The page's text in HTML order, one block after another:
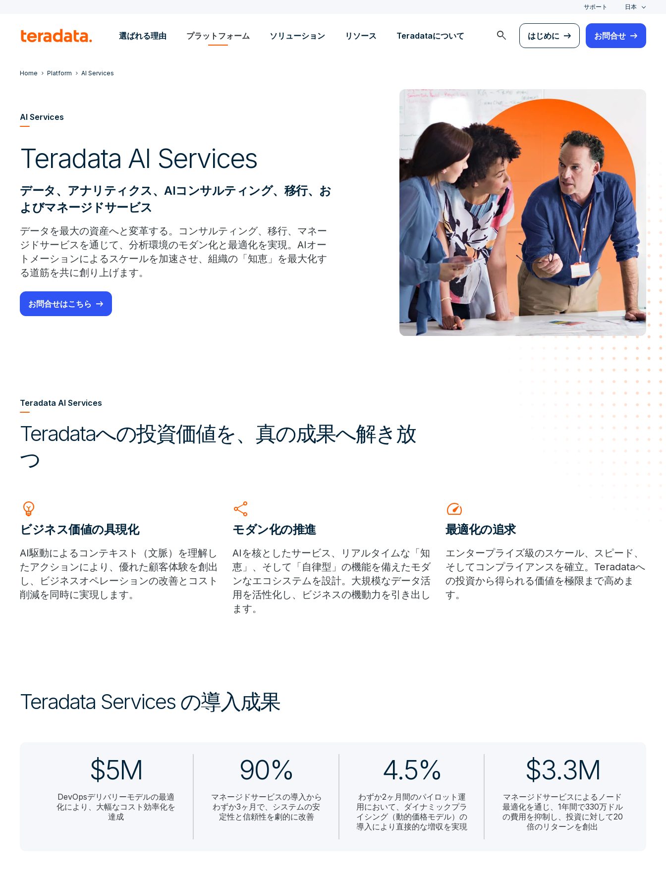
サポート 日本
選ばれる理由 プラットフォーム ソリューション リソース Teradataについて search はじめに お問合せ
Home Platform AI Services
AI Services
Teradata AI Services
データ、アナリティクス、AIコンサルティング、移行、お
よびマネージドサービス
データを最大の資産へと変革する。コンサルティング、移行、マネー
ジドサービスを通じて、分析環境のモダン化と最適化を実現。AIオー
トメーションによるスケールを加速させ、組織の「知恵」を最大化す
る道筋を共に創り上げます。
お問合せはこちら
Teradata AI Services
Teradataへの投資価値を、真の成果へ解き放
つ
Emoji_Objects
ビジネス価値の具現化
AI駆動によるコンテキスト（文脈）を理解し
たアクションにより、優れた顧客体験を創出
し、ビジネスオペレーションの改善とコスト
削減を同時に実現します。
share
モダン化の推進
AIを核としたサービス、リアルタイムな「知
恵」、そして「自律型」の機能を備えたモダ
ンなエコシステムを設計。大規模なデータ活
用を活性化し、ビジネスの機動力を引き出し
ます。
speed
最適化の追求
エンタープライズ級のスケール、スピード、
そしてコンプライアンスを確立。Teradataへ
の投資から得られる価値を極限まで高めま
す。
Teradata Services の導入成果
$5M
DevOpsデリバリーモデルの最適
化により、大幅なコスト効率化を
達成
90%
マネージドサービスの導入から
わずか3ヶ月で、システムの安
定性と信頼性を劇的に改善
4.5%
わずか2ヶ月間のパイロット運
用において、ダイナミックプラ
イシング（動的価格モデル）の
導入により直接的な増収を実現
$3.3M
マネージドサービスによるノード
最適化を通じ、1年間で330万ドル
の費用を抑制し、投資に対して20
倍のリターンを創出